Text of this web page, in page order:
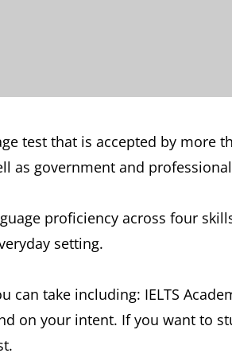
test that is accepted by
as government and
proficiency across four
setting.
take including: IELTS
on your intent. If you want to